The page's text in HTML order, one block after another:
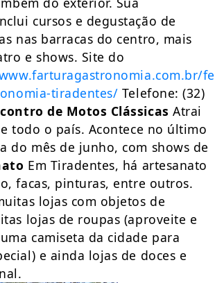
cursos e degustação de
nas barracas do centro, mais
e shows. Site do
tiradentes/ Telefone: (32)
de Motos Clássicas Atrai
todo o país. Acontece no último
do mês de junho, com shows de
Em Tiradentes, há artesanato
facas, pinturas, entre outros.
lojas com objetos de
lojas de roupas (aproveite e
camiseta da cidade para
e ainda lojas de doces e